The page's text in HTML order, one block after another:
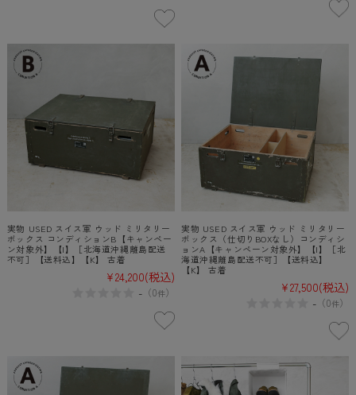
実物 USED スイス軍 ウッド ミリタリー
ボックス コンディションB【キャンペー
ン対象外】【I】［北海道沖縄離島配送
不可］【送料込】【K】 古着
¥24,200(税込)
-（0件）
実物 USED スイス軍 ウッド ミリタリー
ボックス（仕切りBOXなし）コンディシ
ョンA【キャンペーン対象外】【I】［北
海道沖縄離島配送不可］【送料込】
【K】 古着
¥27,500(税込)
- （0件）